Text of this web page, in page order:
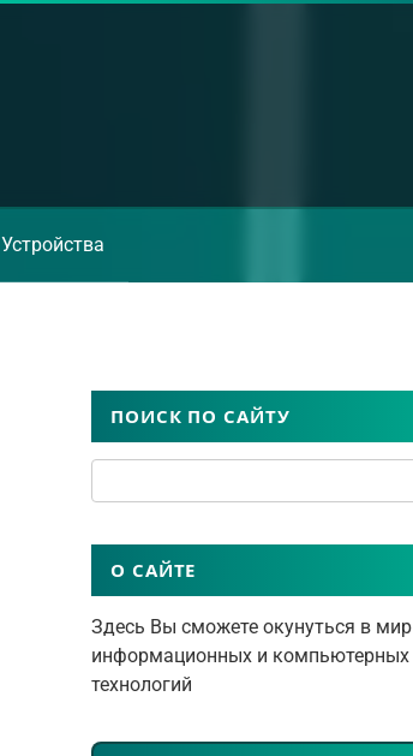
Устройства
ПОИСК ПО САЙТУ
О САЙТЕ
Здесь Вы сможете окунуться в мир
информационных и компьютерных
технологий